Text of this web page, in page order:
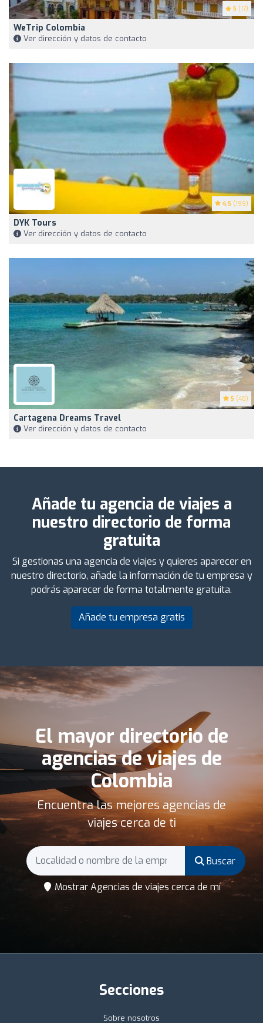
5 (17)
WeTrip Colombia
Ver dirección y datos de contacto
4.5 (199)
DYK Tours
Ver dirección y datos de contacto
5 (48)
Cartagena Dreams Travel
Ver dirección y datos de contacto
Añade tu agencia de viajes a
nuestro directorio de forma
gratuita
Si gestionas una agencia de viajes y quieres aparecer en
nuestro directorio, añade la información de tu empresa y
podrás aparecer de forma totalmente gratuita.
Añade tu empresa gratis
El mayor directorio de
agencias de viajes de
Colombia
Encuentra las mejores agencias de
viajes cerca de ti
Buscar
Mostrar Agencias de viajes cerca de mí
Secciones
Sobre nosotros